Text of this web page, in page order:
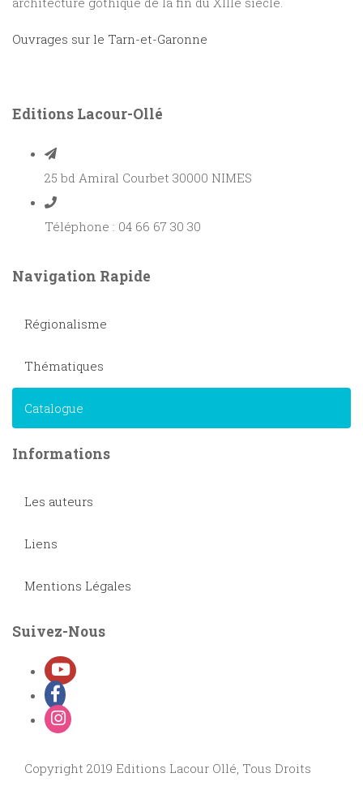
Ouvrages sur le Tarn-et-Garonne
Editions Lacour-Ollé
25 bd Amiral Courbet 30000 NIMES
Téléphone : 04 66 67 30 30
Navigation Rapide
Régionalisme
Thématiques
Catalogue
Informations
Les auteurs
Liens
Mentions Légales
Suivez-Nous
Copyright 2019 Editions Lacour Ollé, Tous Droits